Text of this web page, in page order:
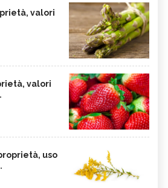
valori
valori
uso